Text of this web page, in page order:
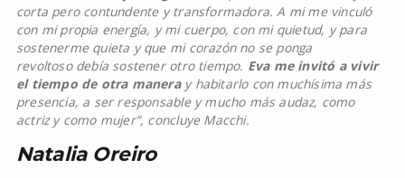
corta pero contundente y transformadora. A mi me vinculó
con mi propia energía, y mi cuerpo, con mi quietud, y para
sostenerme quieta y que mi corazón no se ponga
revoltoso debía sostener otro tiempo. Eva me invitó a vivir
el tiempo de otra maneray habitarlo con muchísima más
presencia, a ser responsable y mucho más audaz, como
actriz y como mujer”, concluye Macchi.
Natalia Oreiro